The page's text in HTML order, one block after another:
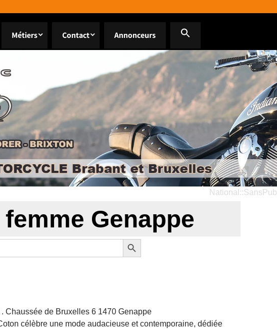
Métiers Contact Annonceurs
National::SansPub
Genappe
Search Button
Chaussée de Bruxelles 6 1470 Genappe
célèbre une mode audacieuse et contemporaine, dédiée